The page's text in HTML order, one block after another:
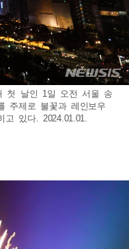
첫 날인 1일 오전 서울 송
주제로 불꽃과 레인보우
있다. 2024.01.01.